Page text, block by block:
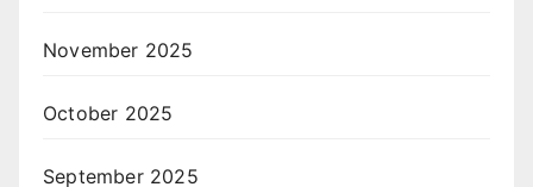
November 2025
October 2025
September 2025